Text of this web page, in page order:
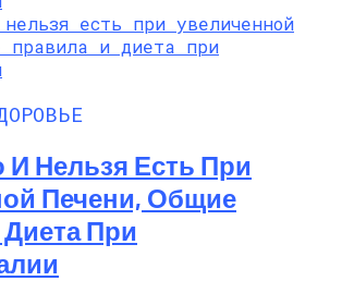
Нельзя Есть При
Печени, Общие
При